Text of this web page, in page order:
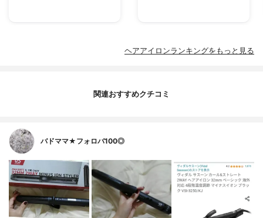
ヘアアイロンランキングをもっと見る
関連おすすめクチコミ
バドママ★フォロバ100◎